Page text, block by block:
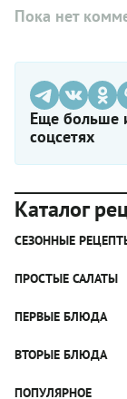
Пока нет
Еще больше
соцсетях
Каталог
СЕЗОННЫЕ
Рецепты из капусты
Рецепты с грибами
Яблочные пироги
ПРОСТЫЕ САЛАТЫ
Простые салаты
Салат Цезарь
Салат Нисуаз
ПЕРВЫЕ БЛЮДА
Щи
ВТОРЫЕ БЛЮДА
Котлеты
ПОПУЛЯРНОЕ